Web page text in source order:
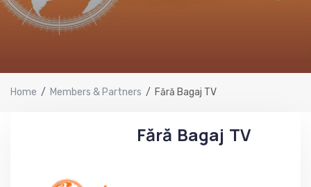
Home Members & Partners Fără Bagaj TV
Fără Bagaj TV